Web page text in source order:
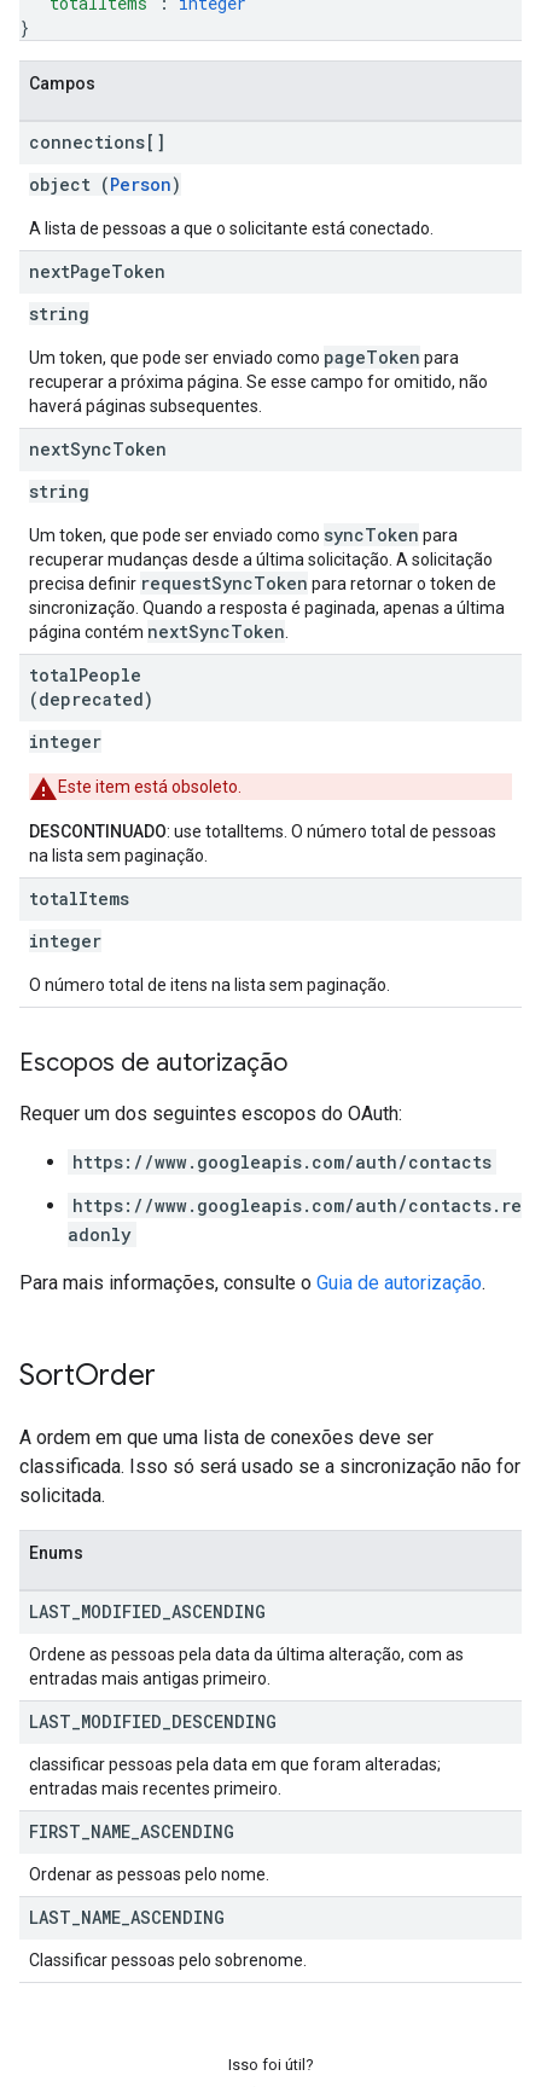
}
Campos
connections[]
object (Person)
A lista de pessoas a que o solicitante está conectado.
nextPageToken
string
Um token, que pode ser enviado como pageToken para
recuperar a próxima página. Se esse campo for omitido, não
haverá páginas subsequentes.
nextSyncToken
string
Um token, que pode ser enviado como syncToken para
recuperar mudanças desde a última solicitação. A solicitação
precisa definir requestSyncToken para retornar o token de
sincronização. Quando a resposta é paginada, apenas a última
página contém nextSyncToken
totalPeople
(deprecated)
integer
Este item está obsoleto.
DESCONTINUADO: use totalItems. O número total de pessoas
na lista sem paginação.
totalItems
integer
O número total de itens na lista sem paginação.
Escopos de autorização
Requer um dos seguintes escopos do OAuth:
https://www.googleapis.com/auth/contacts
https://www.googleapis.com/auth/contacts.re
adonly
Para mais informações, consulte o Guia de autorização.
SortOrder
A ordem em que uma lista de conexões deve ser
classificada. Isso só será usado se a sincronização não for
solicitada.
Enums
LAST MODIFIED ASCENDING
Ordene as pessoas pela data da última alteração, com as
entradas mais antigas primeiro.
LAST MODIFIED DESCENDING
classificar pessoas pela data em que foram alteradas;
entradas mais recentes primeiro.
FIRST NAME ASCENDING
Ordenar as pessoas pelo nome.
LAST NAME ASCENDING
Classificar pessoas pelo sobrenome.
Isso foi útil?